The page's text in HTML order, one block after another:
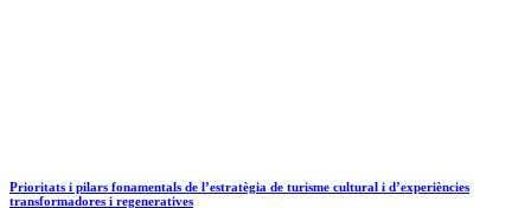
Prioritats i pilars fonamentals de l’estratègia de turisme cultural i d’experiències
transformadores i regeneratives